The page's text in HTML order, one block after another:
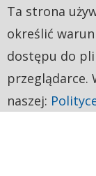
Ta strona
określić
dostępu do
przeglądarce.
naszej: